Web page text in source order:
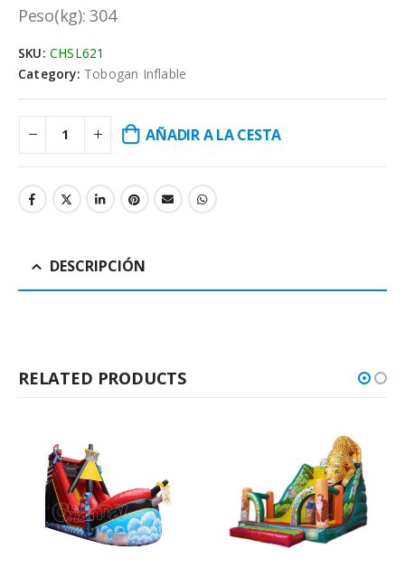
Peso(kg): 304
SKU: CHSL621
Category: Tobogan Inflable
AÑADIR A LA CESTA
DESCRIPCIÓN
RELATED PRODUCTS